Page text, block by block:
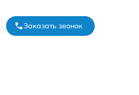
Заказать звонок